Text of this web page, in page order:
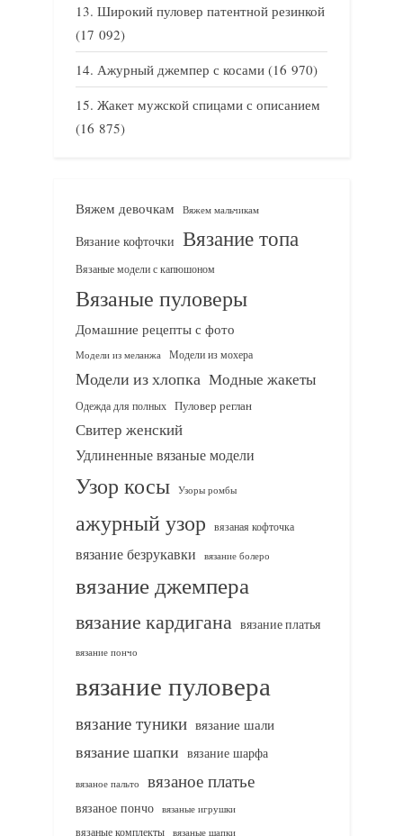
Широкий пуловер патентной резинкой
(17 092)
Ажурный джемпер с косами (16 970)
Жакет мужской спицами с описанием
(16 875)
Вяжем девочкам Вяжем мальчикам
Вязание кофточки Вязание топа
Вязаные модели с капюшоном
Вязаные пуловеры
Домашние рецепты с фото
Модели из меланжа Модели из мохера
Модели из хлопка Модные жакеты
Одежда для полных Пуловер реглан
Свитер женский
Удлиненные вязаные модели
Узор косы Узоры ромбы
ажурный узор вязаная кофточка
вязание безрукавки вязание болеро
вязание джемпера
вязание кардигана вязание платья
вязание пончо
вязание пуловера
вязание туники вязание шали
вязание шапки вязание шарфа
вязаное пальто вязаное платье
вязаное пончо вязаные игрушки
вязаные комплекты
вязаные шапки